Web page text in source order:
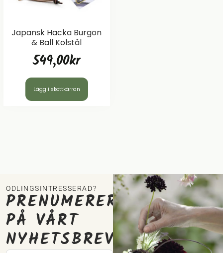
Japansk Hacka Burgon
& Ball Kolstål
549,00kr
Lägg i skottkärran
ODLINGSINTRESSERAD?
PRENUMERERA
PÅ VÅRT
NYHETSBREV